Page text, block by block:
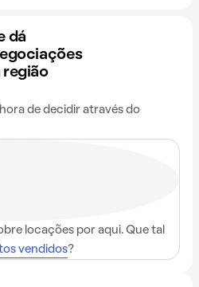
dá
região
de decidir através do
locações por aqui. Que tal
vendidos?